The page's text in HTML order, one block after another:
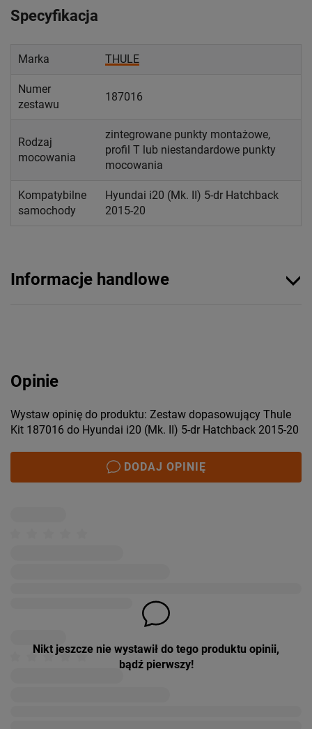
Specyfikacja
Marka THULE
Numer
zestawu
187016
Rodzaj
mocowania
zintegrowane punkty montażowe,
profil T lub niestandardowe punkty
mocowania
Kompatybilne
samochody
Hyundai i20 (Mk. II) 5-dr Hatchback
2015-20
Informacje handlowe
Opinie
Wystaw opinię do produktu: Zestaw dopasowujący Thule
Kit 187016 do Hyundai i20 (Mk. II) 5-dr Hatchback 2015-20
DODAJ OPINIĘ
Nikt jeszcze nie wystawił do tego produktu opinii,
bądź pierwszy!